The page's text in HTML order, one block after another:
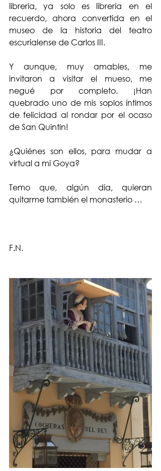
librería, ya solo es librería en el
recuerdo, ahora convertida en el
museo de la historia del teatro
escurialense de Carlos III.
Y aunque, muy amables, me
invitaron a visitar el mueso, me
negué por completo. ¡Han
quebrado uno de mis soplos íntimos
de felicidad al rondar por el ocaso
de San Quintín!
¿Quiénes son ellos, para mudar a
virtual a mi Goya?
Temo que, algún día, quieran
quitarme también el monasterio …
F.N.